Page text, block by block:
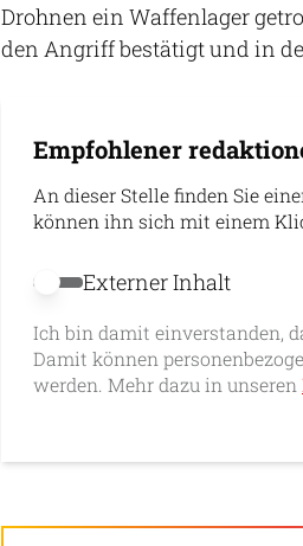
Drohnen ein Waffenlager
den Angriff bestätigt und in
Empfohlener
An dieser Stelle finden Sie
können ihn sich mit einem
Externer Inhalt erlauben
Externer Inhalt
Ich bin damit einverstanden,
Damit können
werden. Mehr dazu in unseren